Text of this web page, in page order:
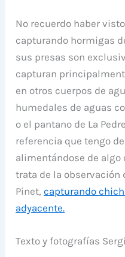
No recuerdo haber
capturando hormigas
sus presas son
capturan
en otros cuerpos de
humedales de aguas
o el pantano de La
referencia que tengo
alimentándose de algo
trata de la observación
Pinet,capturando
adyacente.
Texto y fotografías